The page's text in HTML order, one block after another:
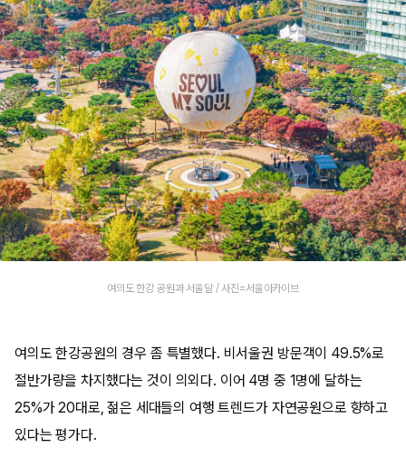
여의도 한강 공원과 서울달 / 사진=서울아카이브
여의도 한강공원의 경우 좀 특별했다. 비서울권 방문객이 49.5%로
절반가량을 차지했다는 것이 의외다. 이어 4명 중 1명에 달하는
25%가 20대로, 젊은 세대들의 여행 트렌드가 자연공원으로 향하고
있다는 평가다.